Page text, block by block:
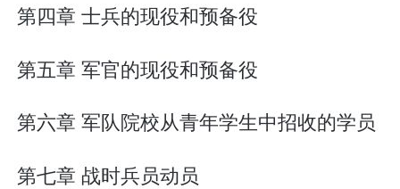
第四章 士兵的现役和预备役
第五章 军官的现役和预备役
第六章 军队院校从青年学生中招收的学员
第七章 战时兵员动员